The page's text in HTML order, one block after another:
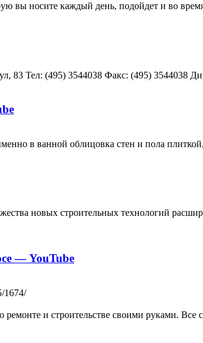
вы носите каждый день, подойдет и во
83 Teл: (495) 3544038 Факс: (495) 3544038
в ванной облицовка стен и пола
новых строительных технологий
— YouTube
1674/
и строительстве своими руками. Все